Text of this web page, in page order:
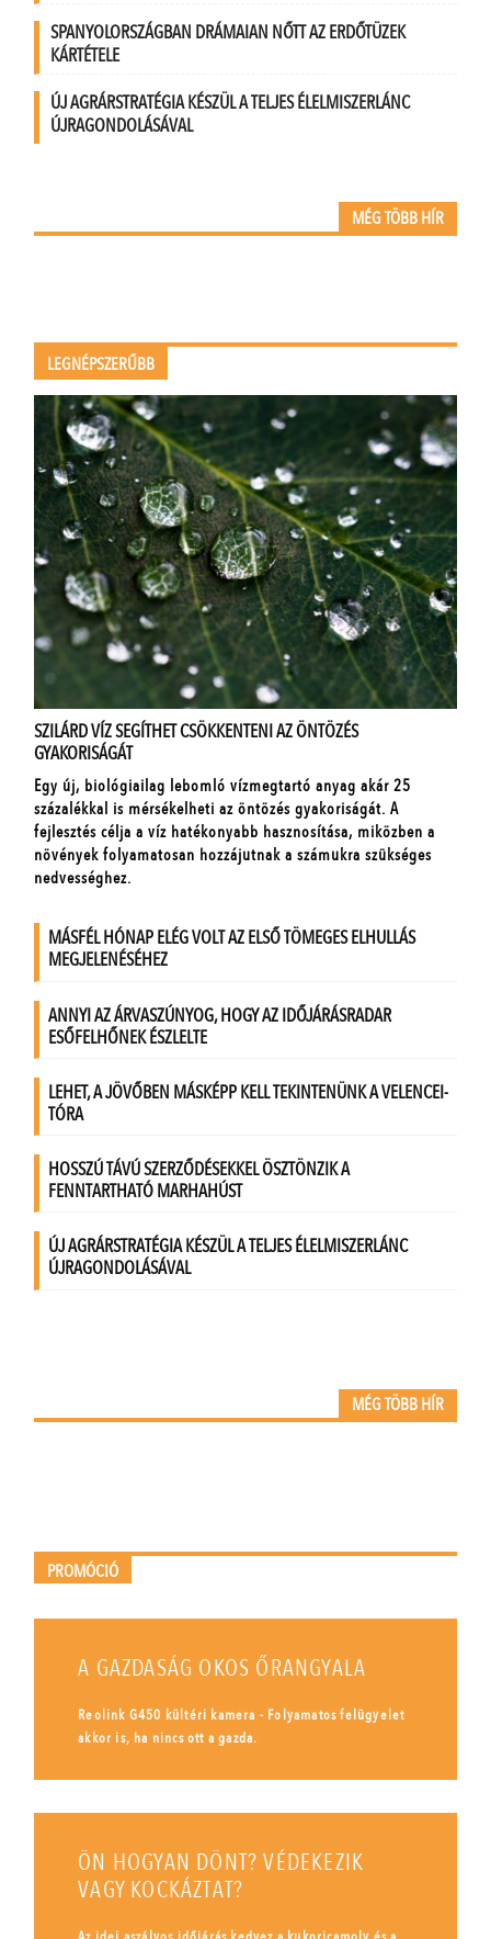
SPANYOLORSZÁGBAN DRÁMAIAN NŐTT AZ ERDŐTÜZEK
KÁRTÉTELE
ÚJ AGRÁRSTRATÉGIA KÉSZÜL A TELJES ÉLELMISZERLÁNC
ÚJRAGONDOLÁSÁVAL
MÉG TÖBB HÍR
LEGNÉPSZERŰBB
MÉG TÖBB HÍR
PROMÓCIÓ
A GAZDASÁG OKOS ŐRANGYALA
Reolink G450 kültéri kamera - Folyamatos felügyelet
akkor is, ha nincs ott a gazda.
ÖN HOGYAN DÖNT? VÉDEKEZIK
VAGY KOCKÁZTAT?